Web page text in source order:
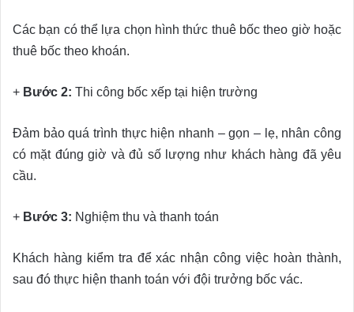
Các bạn có thể lựa chọn hình thức thuê bốc theo giờ hoặc
thuê bốc theo khoán.
+ Bước 2: Thi công bốc xếp tại hiện trường
Đảm bảo quá trình thực hiện nhanh – gọn – lẹ, nhân công
có mặt đúng giờ và đủ số lượng như khách hàng đã yêu
cầu.
+ Bước 3: Nghiệm thu và thanh toán
Khách hàng kiểm tra để xác nhận công việc hoàn thành,
sau đó thực hiện thanh toán với đội trưởng bốc vác.